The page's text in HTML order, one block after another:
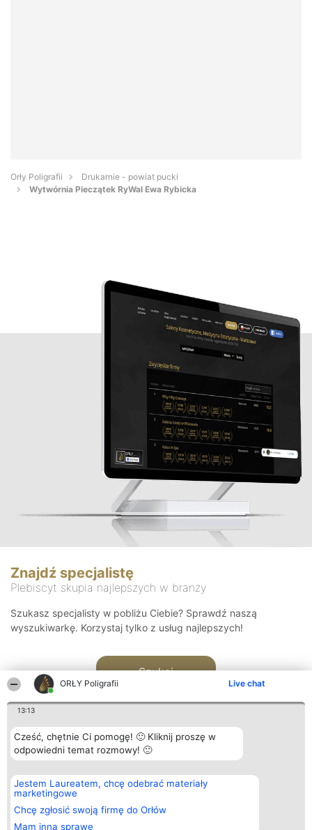
ORŁY Poligrafii Live chat
13:13
Cześć, chętnie Ci pomogę! 🙂 Kliknij proszę w
odpowiedni temat rozmowy! 🙂
Jestem Laureatem, chcę odebrać materiały
marketingowe
Chcę zgłosić swoją firmę do Orłów
Mam inną sprawę
Orły Poligrafii
Drukarnie - powiat pucki
Wytwórnia Pieczątek RyWal Ewa Rybicka
Znajdź specjalistę
Plebiscyt skupia najlepszych w branży
Szukasz specjalisty w pobliżu Ciebie? Sprawdź naszą
wyszukiwarkę. Korzystaj tylko z usług najlepszych!
Szukaj
Organizator plebiscytu
Bright Side Solutions sp. z o.
o. sp. k.
ul. Ruska 22
Wrocław 50-079
KRS 0000749100 | Regon
Plebiscyt
Laureaci
wszystkich
Laureatów
Kontakt
Kontakt